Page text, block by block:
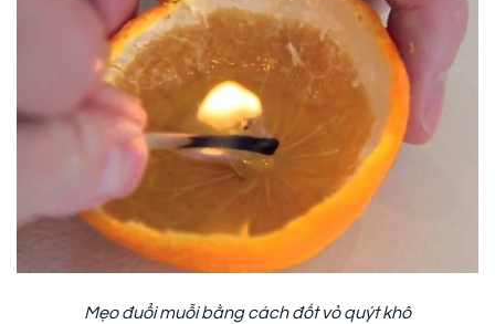
Mẹo đuổi muỗi bằng cách đốt vỏ quýt khô